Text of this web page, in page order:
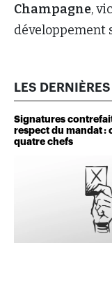
Champagne,
développement
LES
Signatures
respect du mandat :
quatre chefs